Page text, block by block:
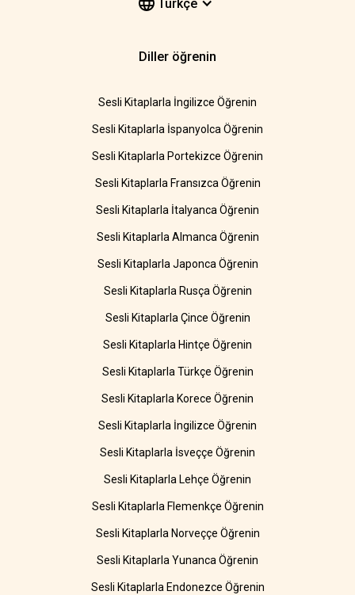
Türkçe
Diller öğrenin
Sesli Kitaplarla İngilizce Öğrenin
Sesli Kitaplarla İspanyolca Öğrenin
Sesli Kitaplarla Portekizce Öğrenin
Sesli Kitaplarla Fransızca Öğrenin
Sesli Kitaplarla İtalyanca Öğrenin
Sesli Kitaplarla Almanca Öğrenin
Sesli Kitaplarla Japonca Öğrenin
Sesli Kitaplarla Rusça Öğrenin
Sesli Kitaplarla Çince Öğrenin
Sesli Kitaplarla Hintçe Öğrenin
Sesli Kitaplarla Türkçe Öğrenin
Sesli Kitaplarla Korece Öğrenin
Sesli Kitaplarla İngilizce Öğrenin
Sesli Kitaplarla İsveççe Öğrenin
Sesli Kitaplarla Lehçe Öğrenin
Sesli Kitaplarla Flemenkçe Öğrenin
Sesli Kitaplarla Norveççe Öğrenin
Sesli Kitaplarla Yunanca Öğrenin
Sesli Kitaplarla Endonezce Öğrenin